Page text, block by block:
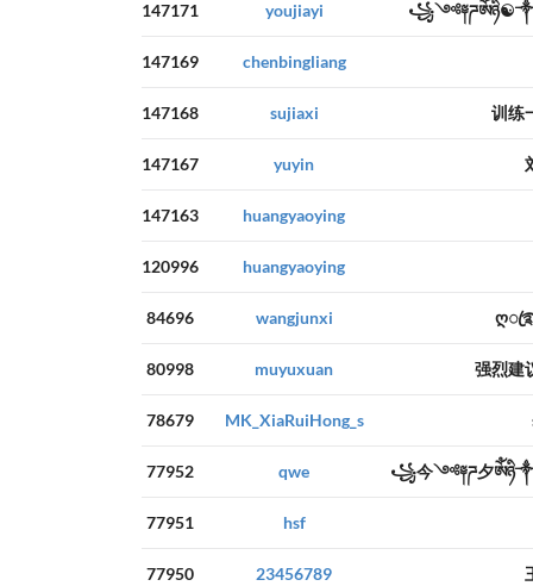
147171 youjiayi
147169 chenbingliang
147168 sujiaxi 训练
147167 yuyin
147163 huangyaoying
120996 huangyaoying
84696 wangjunxi
80998 muyuxuan 强烈建
78679 MK_XiaRuiHong_s
77952 qwe ꧁今༺༈ཌ夕
77951 hsf
77950 23456789